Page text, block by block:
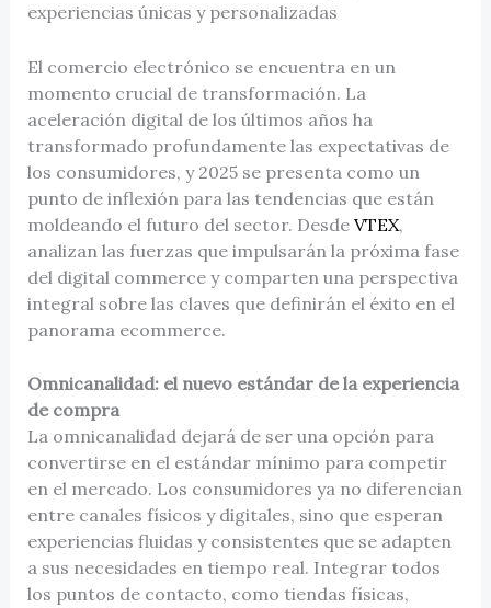
experiencias únicas y personalizadas
El comercio electrónico se encuentra en un
momento crucial de transformación. La
aceleración digital de los últimos años ha
transformado profundamente las expectativas de
los consumidores, y 2025 se presenta como un
punto de inflexión para las tendencias que están
moldeando el futuro del sector. Desde VTEX,
analizan las fuerzas que impulsarán la próxima fase
del digital commerce y comparten una perspectiva
integral sobre las claves que definirán el éxito en el
panorama ecommerce.
Omnicanalidad: el nuevo estándar de la experiencia
de compra
La omnicanalidad dejará de ser una opción para
convertirse en el estándar mínimo para competir
en el mercado. Los consumidores ya no diferencian
entre canales físicos y digitales, sino que esperan
experiencias fluidas y consistentes que se adapten
a sus necesidades en tiempo real. Integrar todos
los puntos de contacto, como tiendas físicas,